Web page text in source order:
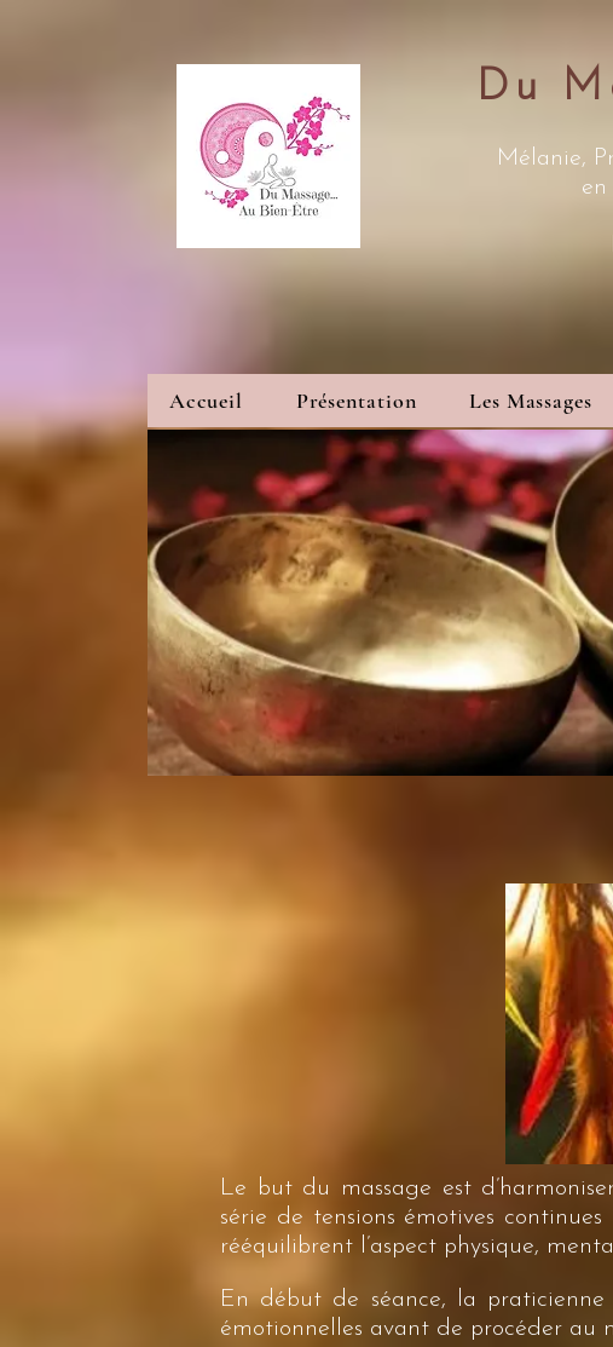
Du
Mélanie,
en
Accueil Présentation Les Massages
Le but du massage est
série de tensions émotives
rééquilibrent l’aspect physique,
En début de séance, la
émotionnelles avant de procéder au